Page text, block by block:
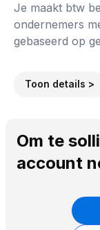
Je maakt btw
ondernemers
gebaseerd op
Toon details >
Om te
account